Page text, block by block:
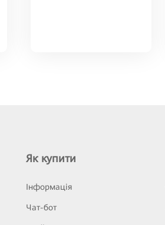
Як купити
Інформація
Чат-бот